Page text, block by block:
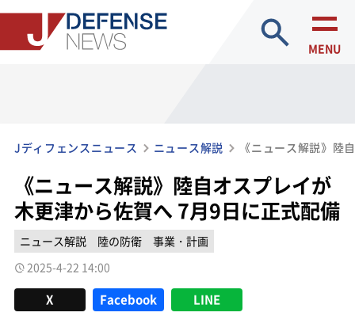
site search
MENU
Jディフェンスニュース ニュース解説
《ニュース解説》陸自オスプレイが
木更津から佐賀へ 7月9日に正式配備
ニュース解説 陸の防衛
事業・計画
2025-4-22 14:00
X Facebook LINE